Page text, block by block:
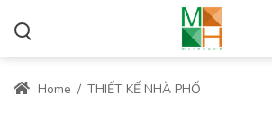
Home / THIẾT KẾ NHÀ PHỐ